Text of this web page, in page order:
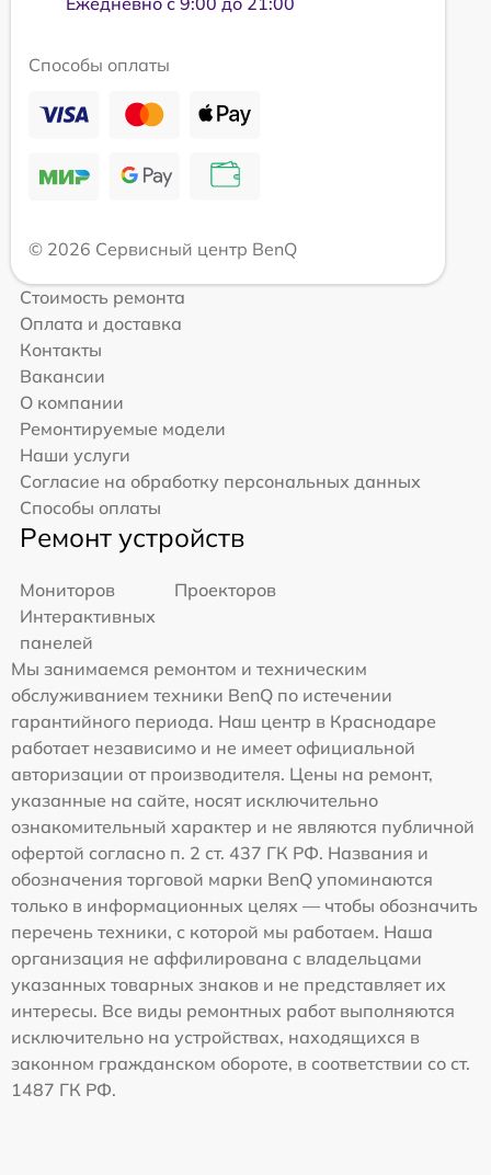
Способы оплаты
© 2026 Сервисный центр BenQ
Стоимость ремонта
Оплата и доставка
Контакты
Вакансии
О компании
Ремонтируемые модели
Наши услуги
Согласие на обработку персональных данных
Способы оплаты
Ремонт устройств
Мониторов
Проекторов
Интерактивных
панелей
Мы занимаемся ремонтом и техническим
обслуживанием техники BenQ по истечении
гарантийного периода. Наш центр в Краснодаре
работает независимо и не имеет официальной
авторизации от производителя. Цены на ремонт,
указанные на сайте, носят исключительно
ознакомительный характер и не являются публичной
офертой согласно п. 2 ст. 437 ГК РФ. Названия и
обозначения торговой марки BenQ упоминаются
только в информационных целях — чтобы обозначить
перечень техники, с которой мы работаем. Наша
организация не аффилирована с владельцами
указанных товарных знаков и не представляет их
интересы. Все виды ремонтных работ выполняются
исключительно на устройствах, находящихся в
законном гражданском обороте, в соответствии со ст.
1487 ГК РФ.